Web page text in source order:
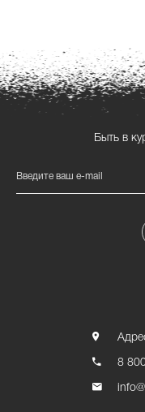
Быть в
Введите ваш e-mail
8